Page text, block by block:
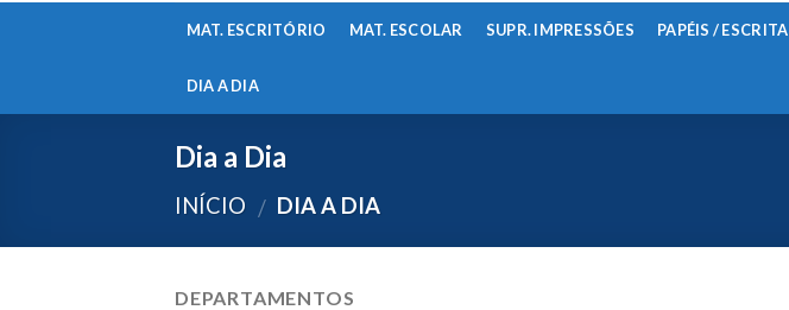
MAT. ESCRITÓRIO MAT. ESCOLAR SUPR. IMPRESSÕES PAPÉIS / ESCRITA
DIA A DIA
Dia a Dia
INÍCIO / DIA A DIA
DEPARTAMENTOS